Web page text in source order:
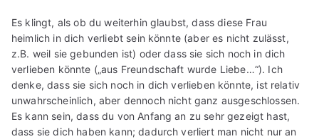
Es klingt, als ob du weiterhin glaubst, dass diese Frau
heimlich in dich verliebt sein könnte (aber es nicht zulässt,
z.B. weil sie gebunden ist) oder dass sie sich noch in dich
verlieben könnte („aus Freundschaft wurde Liebe…“). Ich
denke, dass sie sich noch in dich verlieben könnte, ist relativ
unwahrscheinlich, aber dennoch nicht ganz ausgeschlossen.
Es kann sein, dass du von Anfang an zu sehr gezeigt hast,
dass sie dich haben kann; dadurch verliert man nicht nur an